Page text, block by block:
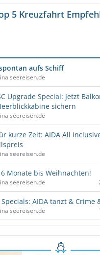
5 Kreuzfahrt
aufs Schiff
seereisen.de
Upgrade Special: Jetzt
sichern
seereisen.de
kurze Zeit: AIDA All
seereisen.de
Monate bis Weihnachten!
seereisen.de
AIDA tanzt & Crime
seereisen.de